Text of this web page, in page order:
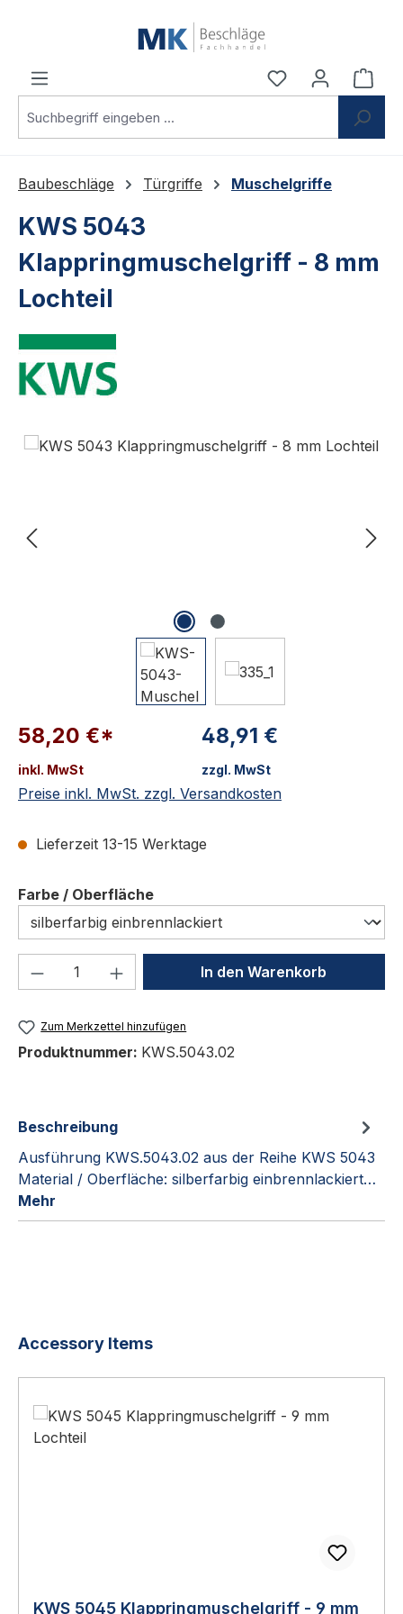
Du hast 0
Baubeschläge Türgriffe Muschelgriffe
KWS 5043
Klappringmuschelgriff - 8 mm
Lochteil
58,20 €*
inkl. MwSt
48,91 €
zzgl. MwSt
Preise inkl. MwSt. zzgl. Versandkosten
Lieferzeit 13-15 Werktage
Farbe / Oberflächeauswählen
Produkt Anzahl: Gib denIn den Warenkorb
Zum Merkzettel hinzufügen
Produktnummer: KWS.5043.02
Beschreibung
Ausführung KWS.5043.02 aus der Reihe KWS 5043
Material / Oberfläche: silberfarbig einbrennlackiert…
Mehr
Produktgalerie überspringen
Accessory Items
KWS 5045 Klappringmuschelgriff - 9 mm